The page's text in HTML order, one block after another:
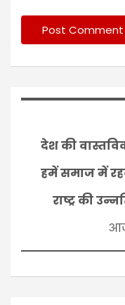
देश की
हमें समाज में
राष्ट्र की